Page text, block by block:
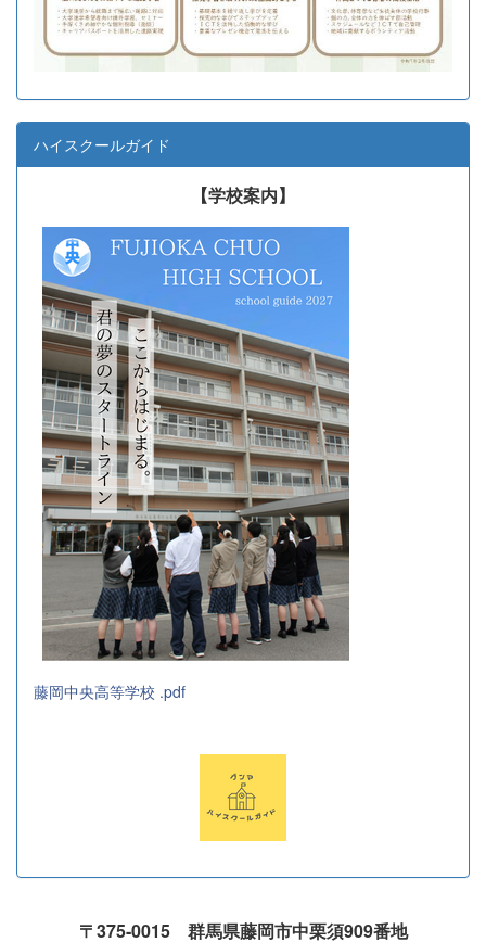
ハイスクールガイド
【学校案内】
藤岡中央高等学校 .pdf
〒375-0015 群馬県藤岡市中栗須909番地